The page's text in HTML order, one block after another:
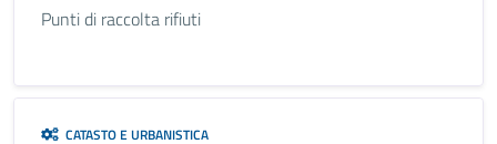
Punti di raccolta rifiuti
CATASTO E URBANISTICA